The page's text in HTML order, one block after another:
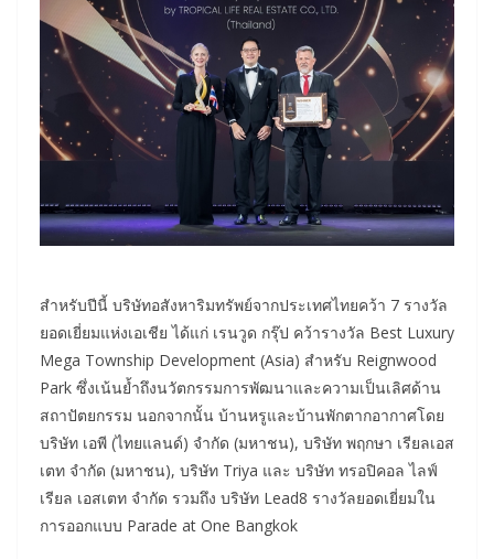
สำหรับปีนี้ บริษัทอสังหาริมทรัพย์จากประเทศไทยคว้า 7 รางวัล
ยอดเยี่ยมแห่งเอเชีย ได้แก่ เรนวูด กรุ๊ป คว้ารางวัล Best Luxury
Mega Township Development (Asia) สำหรับ Reignwood
Park ซึ่งเน้นย้ำถึงนวัตกรรมการพัฒนาและความเป็นเลิศด้าน
สถาปัตยกรรม นอกจากนั้น บ้านหรูและบ้านพักตากอากาศโดย
บริษัท เอพี (ไทยแลนด์) จำกัด (มหาชน), บริษัท พฤกษา เรียลเอส
เตท จำกัด (มหาชน), บริษัท Triya และ บริษัท ทรอปิคอล ไลฟ์
เรียล เอสเตท จำกัด รวมถึง บริษัท Lead8 รางวัลยอดเยี่ยมใน
การออกแบบ Parade at One Bangkok